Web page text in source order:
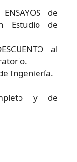
de
Estudio de
al
Ingeniería.
y de